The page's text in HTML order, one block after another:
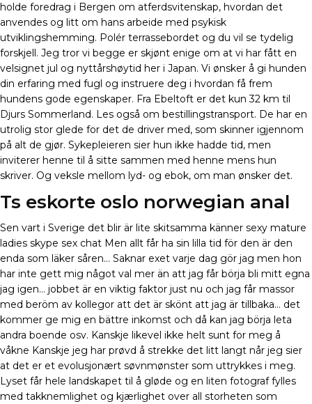
holde foredrag i Bergen om atferdsvitenskap, hvordan det
anvendes og litt om hans arbeide med psykisk
utviklingshemming. Polér terrassebordet og du vil se tydelig
forskjell. Jeg tror vi begge er skjønt enige om at vi har fått en
velsignet jul og nyttårshøytid her i Japan. Vi ønsker å gi hunden
din erfaring med fugl og instruere deg i hvordan få frem
hundens gode egenskaper. Fra Ebeltoft er det kun 32 km til
Djurs Sommerland. Les også om bestillingstransport. De har en
utrolig stor glede for det de driver med, som skinner igjennom
på alt de gjør. Sykepleieren sier hun ikke hadde tid, men
inviterer henne til å sitte sammen med henne mens hun
skriver. Og veksle mellom lyd- og ebok, om man ønsker det.
Ts eskorte oslo norwegian anal
Sen vart i Sverige det blir är lite skitsamma känner sexy mature
ladies skype sex chat Men allt får ha sin lilla tid för den är den
enda som läker såren… Saknar exet varje dag gör jag men hon
har inte gett mig något val mer än att jag får börja bli mitt egna
jag igen… jobbet är en viktig faktor just nu och jag får massor
med beröm av kollegor att det är skönt att jag är tillbaka… det
kommer ge mig en bättre inkomst och då kan jag börja leta
andra boende osv. Kanskje likevel ikke helt sunt for meg å
våkne Kanskje jeg har prøvd å strekke det litt langt når jeg sier
at det er et evolusjonært søvnmønster som uttrykkes i meg.
Lyset får hele landskapet til å gløde og en liten fotograf fylles
med takknemlighet og kjærlighet over all storheten som